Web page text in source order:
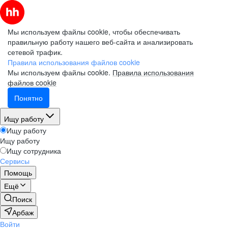
Мы используем файлы cookie, чтобы обеспечивать
правильную работу нашего веб-сайта и анализировать
сетевой трафик.
Правила использования файлов cookie
Мы используем файлы cookie. Правила использования
файлов cookie
Понятно
Ищу работу
Ищу работу
Ищу работу
Ищу сотрудника
Сервисы
Помощь
Ещё
Поиск
Арбаж
Войти